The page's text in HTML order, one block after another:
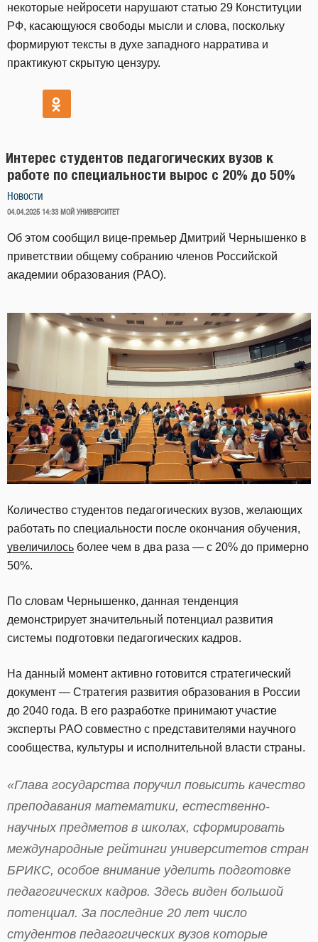
некоторые нейросети нарушают статью 29 Конституции
РФ, касающуюся свободы мысли и слова, поскольку
формируют тексты в духе западного нарратива и
практикуют скрытую цензуру.
Интерес студентов педагогических вузов к
работе по специальности вырос с 20% до 50%
Новости
ОПУБЛИКОВАНО
04.04.2025 14:33 МОЙ УНИВЕРСИТЕТ
Об этом сообщил вице-премьер Дмитрий Чернышенко в
приветствии общему собранию членов Российской
академии образования (РАО).
Количество студентов педагогических вузов, желающих
работать по специальности после окончания обучения,
увеличилось более чем в два раза — с 20% до примерно
50%.
По словам Чернышенко, данная тенденция
демонстрирует значительный потенциал развития
системы подготовки педагогических кадров.
На данный момент активно готовится стратегический
документ — Стратегия развития образования в России
до 2040 года. В его разработке принимают участие
эксперты РАО совместно с представителями научного
сообщества, культуры и исполнительной власти страны.
«Глава государства поручил повысить качество
преподавания математики, естественно-
научных предметов в школах, сформировать
международные рейтинги университетов стран
БРИКС, особое внимание уделить подготовке
педагогических кадров. Здесь виден большой
потенциал. За последние 20 лет число
студентов педагогических вузов которые